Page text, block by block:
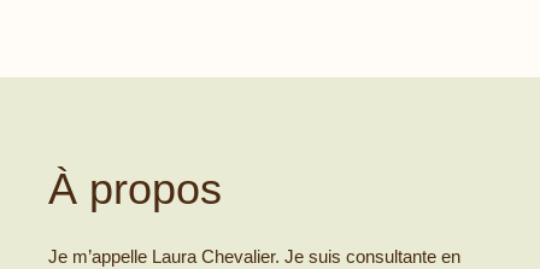
À propos
Je m’appelle Laura Chevalier. Je suis consultante en